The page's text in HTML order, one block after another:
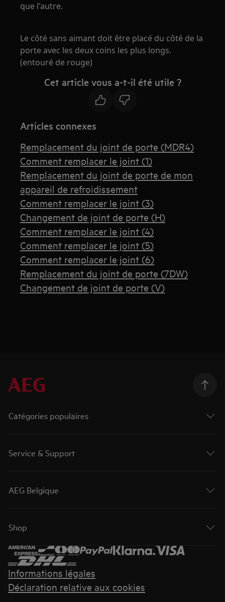
que l'autre.
Le côté sans aimant doit être placé du côté de la
porte avec les deux coins les plus longs.
(entouré de rouge)
Cet article vous a-t-il été utile ?
Articles connexes
Remplacement du joint de porte (MDR4)
Comment remplacer le joint (1)
Remplacement du joint de porte de mon
appareil de refroidissement
Comment remplacer le joint (3)
Changement de joint de porte (H)
Comment remplacer le joint (4)
Comment remplacer le joint (5)
Comment remplacer le joint (6)
Remplacement du joint de porte (7DW)
Changement de joint de porte (V)
Catégories populaires
Service & Support
AEG Belgique
Shop
Informations légales
Déclaration relative aux cookies